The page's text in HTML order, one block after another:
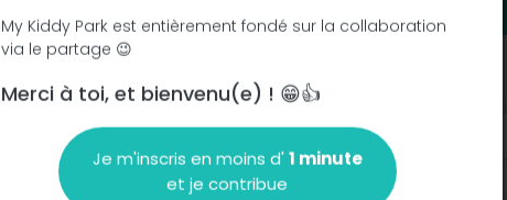
J'ajoute une description J'ajoute les équipements
Ajouter un commentaire
My Kiddy Park est entièrement fondé sur la collaboration
via le partage 😉
Merci à toi, et bienvenu(e) ! 😁👍
Je m'inscris en moins d'1 minute
et je contribue